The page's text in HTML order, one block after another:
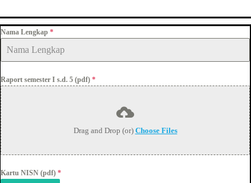
Nama Lengkap*
Raport semester I s.d. 5 (pdf)*
Drag and Drop (or) Choose Files
Kartu NISN (pdf)*